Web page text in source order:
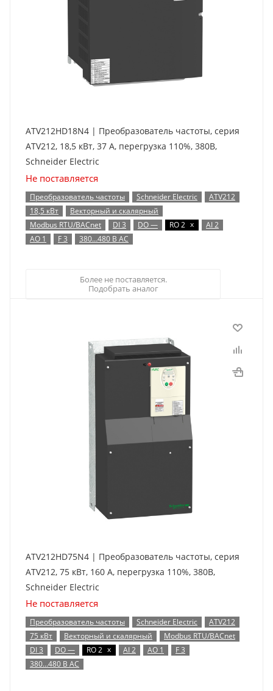
ATV212HD18N4 | Преобразователь частоты, серия
ATV212, 18,5 кВт, 37 А, перегрузка 110%, 380B,
Schneider Electric
Не поставляется
Преобразователь частоты Schneider Electric
ATV212
18,5 кВт
Векторный и скалярный
Modbus RTU/BACnet
DI 3 DO — RO 2 x
AI 2
AO 1
F 3 380…480 В AC
Более не поставляется.
Подобрать аналог
ATV212HD75N4 | Преобразователь частоты, серия
ATV212, 75 кВт, 160 А, перегрузка 110%, 380B,
Schneider Electric
Не поставляется
Преобразователь частоты Schneider Electric
ATV212
75 кВт
Векторный и скалярный
Modbus RTU/BACnet
DI 3
DO — RO 2 x AI 2 AO 1
F 3
380…480 В AC